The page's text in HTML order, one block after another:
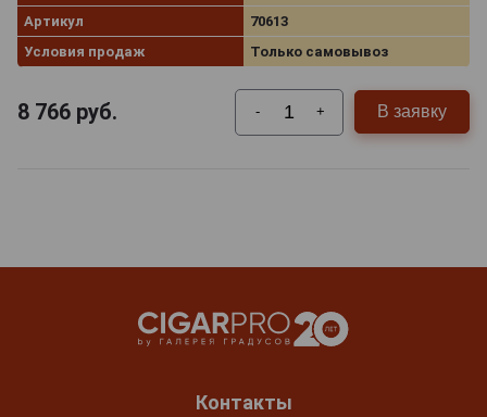
Артикул
70613
Условия продаж
Только самовывоз
8 766 руб. - + В заявку
Контакты